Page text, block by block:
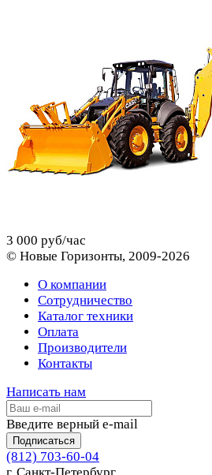
3 000 руб/час
© Новые Горизонты, 2009-2026
О компании
Сотрудничество
Каталог техники
Оплата
Производители
Контакты
Написать нам
Введите верный e-mail
Подписаться
(812) 703-60-04